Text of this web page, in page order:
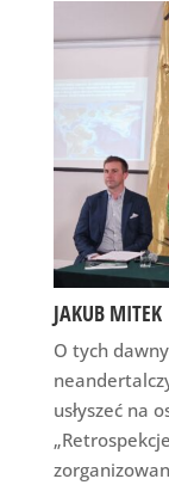
JAKUB MITEK
O tych
usłyszeć na